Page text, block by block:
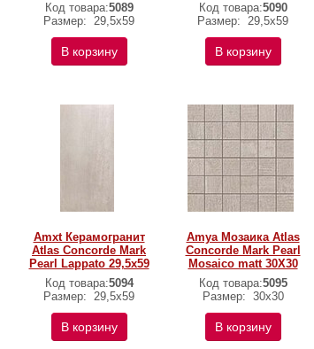
Код товара:5089
Размер: 29,5x59
В корзину
Код товара:5090
Размер: 29,5x59
В корзину
Amxt Керамогранит
Atlas Concorde Mark
Pearl Lappato 29,5x59
Код товара:5094
Размер: 29,5x59
В корзину
Amya Мозаика Atlas
Concorde Mark Pearl
Mosaico matt 30X30
Код товара:5095
Размер: 30х30
В корзину